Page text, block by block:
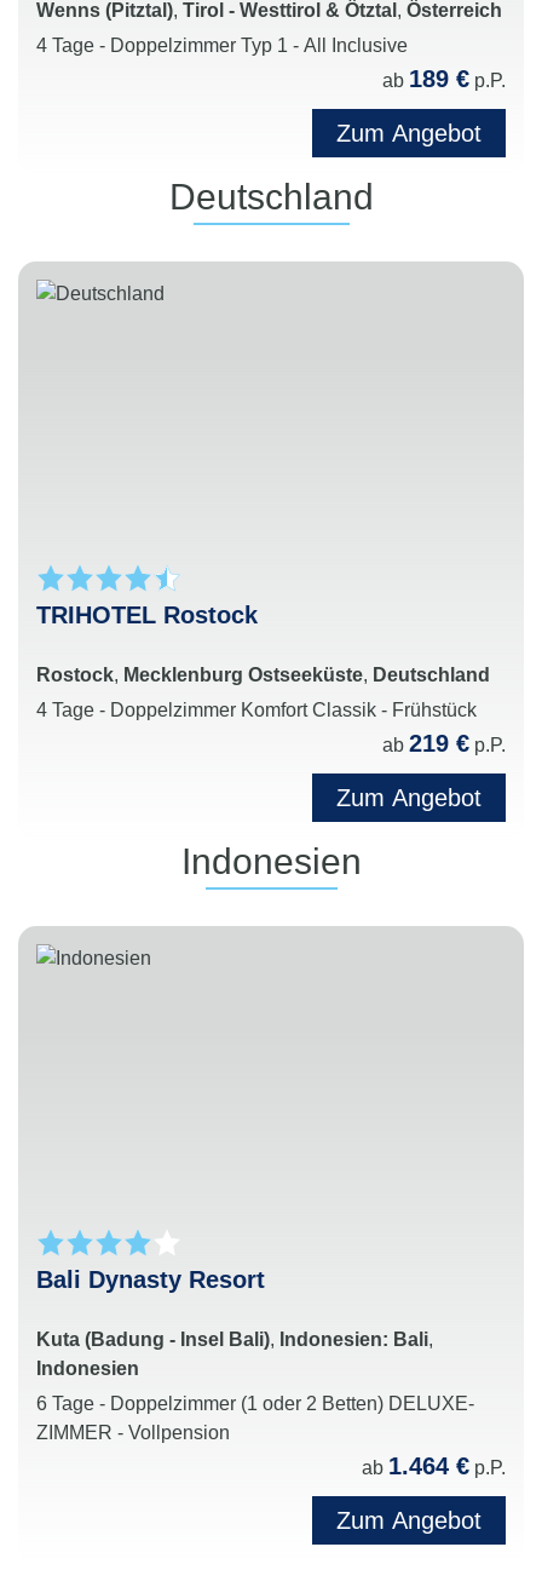
Wenns (Pitztal), Tirol - Westtirol & Ötztal , Österreich
4 Tage - Doppelzimmer Typ 1 - All Inclusive
ab 189 € p.P.
Zum Angebot
Deutschland
TRIHOTEL Rostock
Rostock, Mecklenburg Ostseeküste, Deutschland
4 Tage - Doppelzimmer Komfort Classik - Frühstück
ab 219 € p.P.
Zum Angebot
Indonesien
Bali Dynasty Resort
Kuta (Badung - Insel Bali), Indonesien: Bali,
Indonesien
6 Tage - Doppelzimmer (1 oder 2 Betten) DELUXE-
ZIMMER - Vollpension
ab 1.464 € p.P.
Zum Angebot